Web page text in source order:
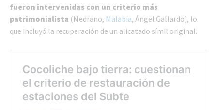
fueron intervenidas con un criterio más
patrimonialista (Medrano, Malabia, Ángel Gallardo), lo
que incluyó la recuperación de un alicatado símil original.